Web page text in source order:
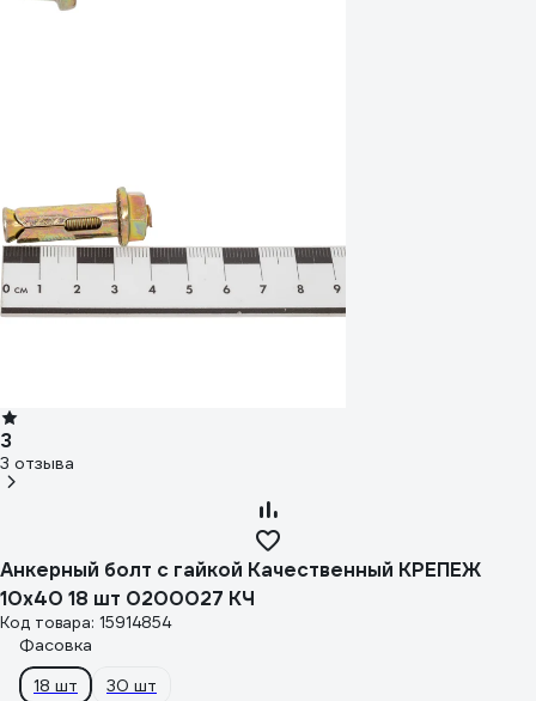
3
3 отзыва
Анкерный болт с гайкой Качественный КРЕПЕЖ
10х40 18 шт 0200027 КЧ
Код товара: 15914854
Фасовка
18 шт
30 шт